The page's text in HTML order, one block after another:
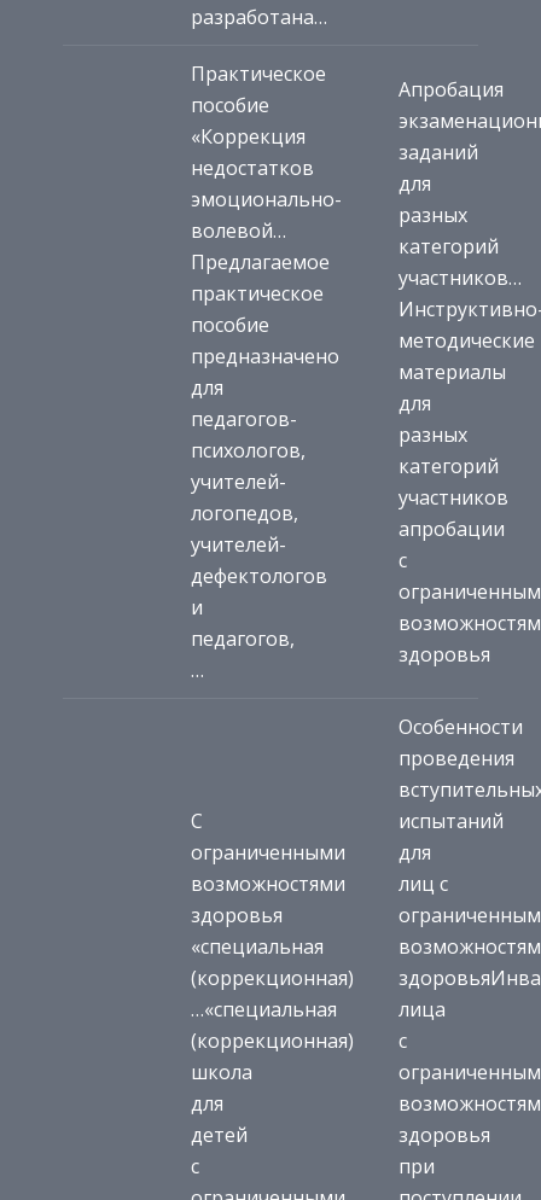
разработана…
Практическое
пособие
«Коррекция
недостатков
эмоционально-
волевой…
Предлагаемое
практическое
пособие
предназначено
для
педагогов-
психологов,
учителей-
логопедов,
учителей-
дефектологов
и
педагогов,
…
Апробация
заданий
для
разных
категорий
участников…
методические
материалы
для
разных
категорий
участников
апробации
с
здоровья
С
ограниченными
возможностями
здоровья
«специальная
(коррекционная)
…«специальная
(коррекционная)
школа
для
детей
с
Особенности
проведения
испытаний
для
лиц с
здоровья
лица
с
здоровья
при